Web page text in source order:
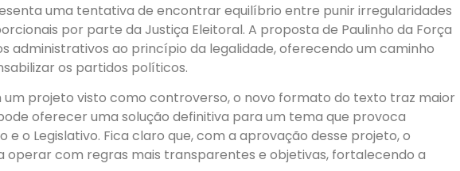
uma tentativa de encontrar equilíbrio entre punir irregularidades
por parte da Justiça Eleitoral. A proposta de Paulinho da Força
administrativos ao princípio da legalidade, oferecendo um caminho
os partidos políticos.
projeto visto como controverso, o novo formato do texto traz maior
oferecer uma solução definitiva para um tema que provoca
o Legislativo. Fica claro que, com a aprovação desse projeto, o
operar com regras mais transparentes e objetivas, fortalecendo a